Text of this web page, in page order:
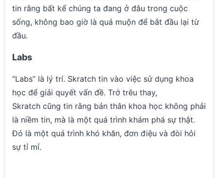
tin rằng bất kể chúng ta đang ở đâu trong cuộc
sống, không bao giờ là quá muộn để bắt đầu lại từ
đầu.
Labs
“Labs” là lý trí. Skratch tin vào việc sử dụng khoa
học để giải quyết vấn đề. Trớ trêu thay,
Skratch cũng tin rằng bản thân khoa học không phải
là niềm tin, mà là một quá trình khám phá sự thật.
Đó là một quá trình khó khăn, đơn điệu và đòi hỏi
sự tỉ mỉ.